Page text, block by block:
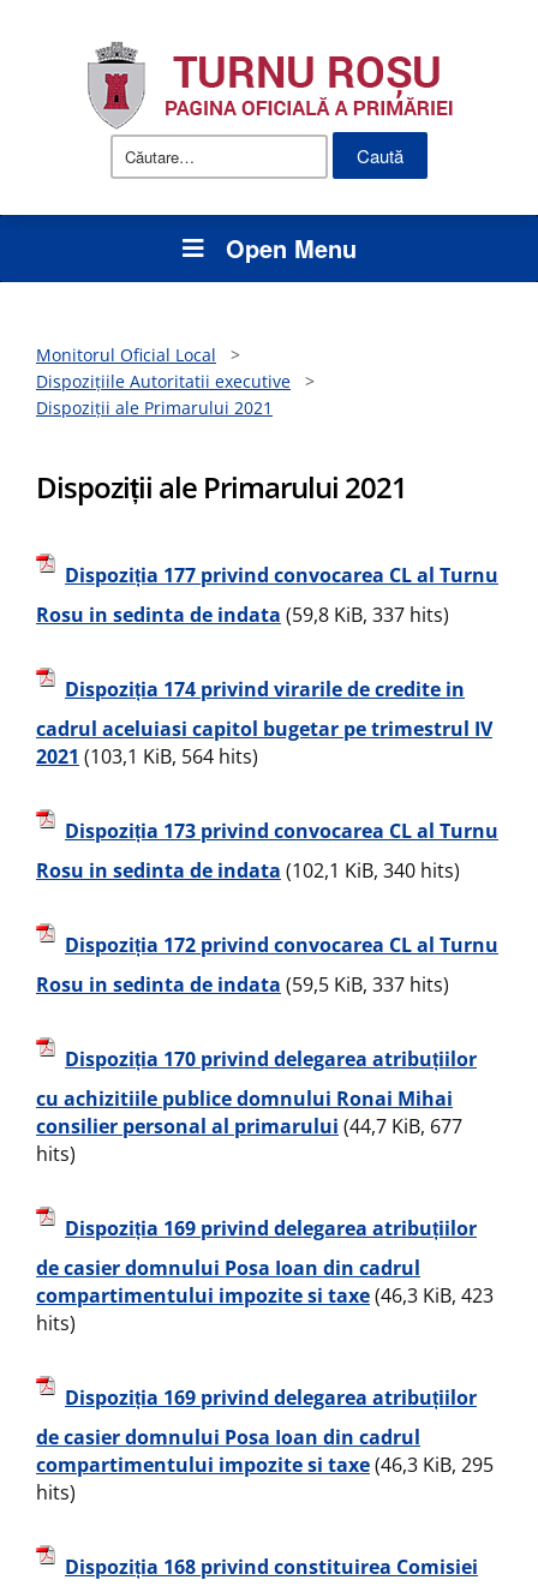
Caută
Open Menu
Monitorul Oficial Local
>
Dispozițiile Autoritatii executive
>
Dispoziții ale Primarului 2021
Dispoziții ale Primarului 2021
Dispoziția 177 privind convocarea CL al Turnu
Rosu in sedinta de indata (59,8 KiB, 337 hits)
Dispoziția 174 privind virarile de credite in
cadrul aceluiasi capitol bugetar pe trimestrul IV
2021 (103,1 KiB, 564 hits)
Dispoziția 173 privind convocarea CL al Turnu
Rosu in sedinta de indata (102,1 KiB, 340 hits)
Dispoziția 172 privind convocarea CL al Turnu
Rosu in sedinta de indata (59,5 KiB, 337 hits)
Dispoziția 170 privind delegarea atribuțiilor
cu achizitiile publice domnului Ronai Mihai
consilier personal al primarului (44,7 KiB, 677
hits)
Dispoziția 169 privind delegarea atribuțiilor
de casier domnului Posa Ioan din cadrul
compartimentului impozite si taxe(46,3 KiB, 423
hits)
Dispoziția 169 privind delegarea atribuțiilor
de casier domnului Posa Ioan din cadrul
compartimentului impozite si taxe(46,3 KiB, 295
hits)
Dispoziția 168 privind constituirea Comisiei